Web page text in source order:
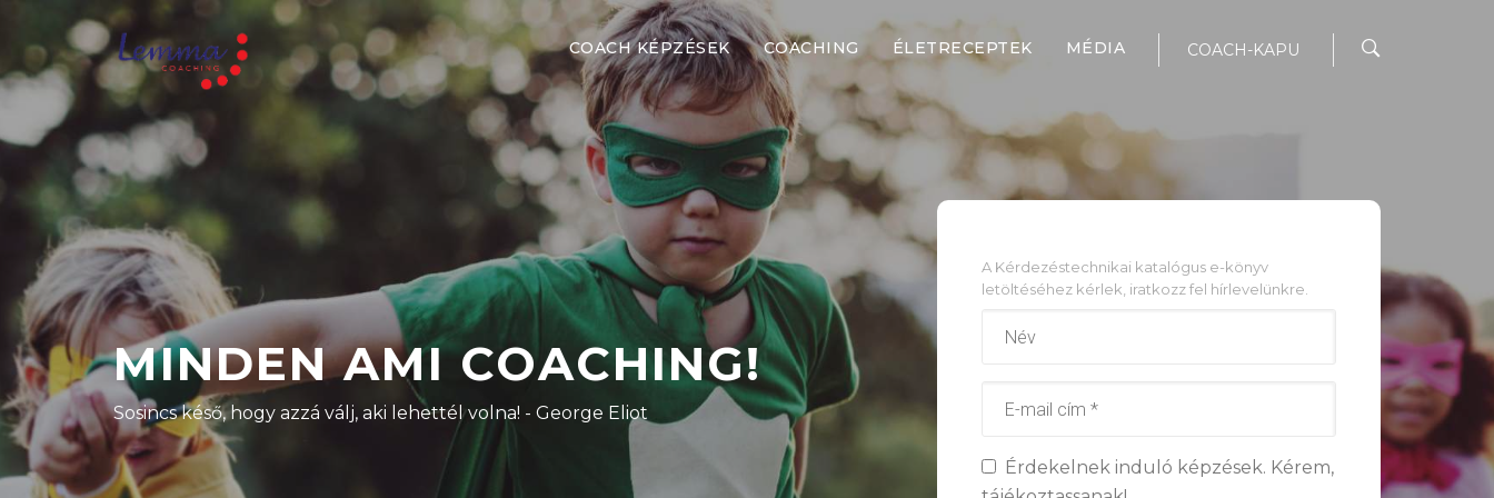
COACH KÉPZÉSEK COACHING ÉLETRECEPTEK MÉDIA COACH-KAPU
MINDEN AMI COACHING!
Sosincs késő, hogy azzá válj, aki lehettél volna! - George Eliot
A Kérdezéstechnikai katalógus e-könyv
letöltéséhez kérlek, iratkozz fel hírlevelünkre.
Érdekelnek induló képzések. Kérem,